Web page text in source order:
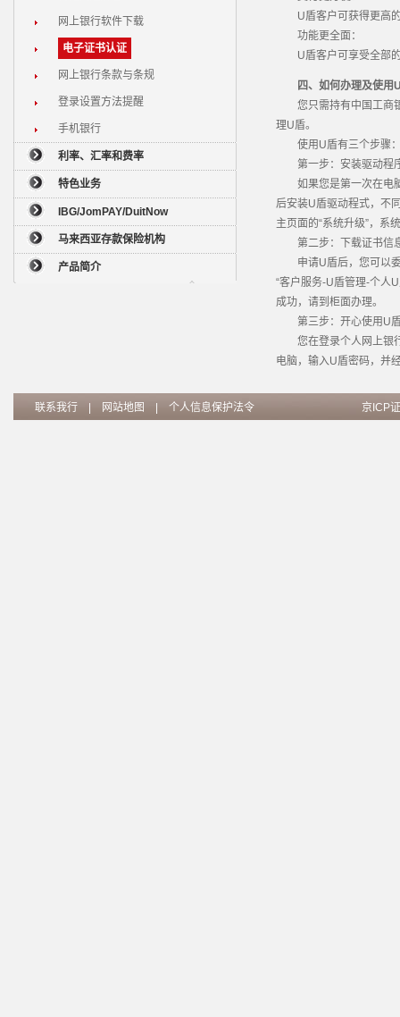
网上银行软件下载
电子证书认证
网上银行条款与条规
登录设置方法提醒
手机银行
利率、汇率和费率
特色业务
IBG/JomPAY/DuitNow
马来西亚存款保险机构
产品简介
U盾客户可获得更高的
功能更全面：
U盾客户可享受全部的
四、如何办理及使用
您只需持有中国工商银
理U盾。
使用U盾有三个步骤
第一步：安装驱动程
如果您是第一次在电脑
后安装U盾驱动程式，不
主页面的“系统升级”，系
第二步：下载证书信
申请U盾后，您可以委
“客户服务-U盾管理-个人
成功，请到柜面办理。
第三步：开心使用U
您在登录个人网上银行
电脑，输入U盾密码，并
联系我行 网站地图 个人信息保护法令 京ICP